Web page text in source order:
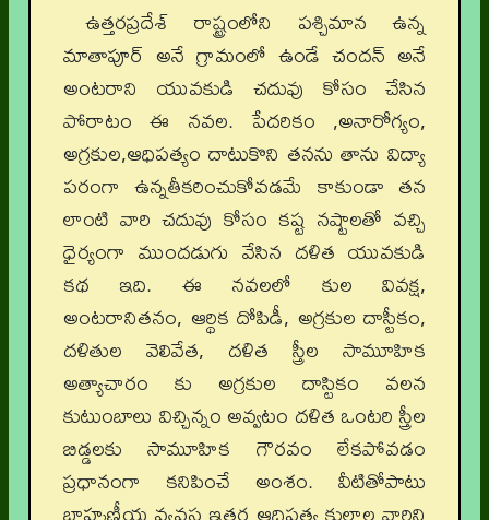
ఉత్తరప్రదేశ్ రాష్ట్రంలోని పశ్చిమాన ఉన్న
మాతాపూర్ అనే గ్రామంలో ఉండే చందన్ అనే
అంటరాని యువకుడి చదువు కోసం చేసిన
పోరాటం ఈ నవల. పేదరికం ,అనారోగ్యం,
అగ్రకుల,ఆధిపత్యం దాటుకొని తనను తాను విద్యా
పరంగా ఉన్నతీకరించుకోవడమే కాకుండా తన
లాంటి వారి చదువు కోసం కష్ట నష్టాలతో వచ్చి
ధైర్యంగా ముందడుగు వేసిన దళిత యువకుడి
కథ ఇది. ఈ నవలలో కుల వివక్ష,
అంటరానితనం, ఆర్థిక దోపిడీ, అగ్రకుల దాస్టీకం,
దళితుల వెలివేత, దళిత స్త్రీల సామూహిక
అత్యాచారం కు అగ్రకుల దాస్టికం వలన
కుటుంబాలు విచ్చిన్నం అవ్వటం దళిత ఒంటరి స్త్రీల
బిడ్డలకు సామూహిక గౌరవం లేకపోవడం
ప్రధానంగా కనిపించే అంశం. వీటితోపాటు